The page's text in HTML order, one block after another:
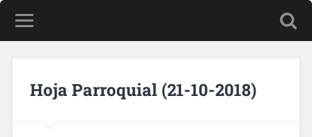
Hoja Parroquial (21-10-2018)